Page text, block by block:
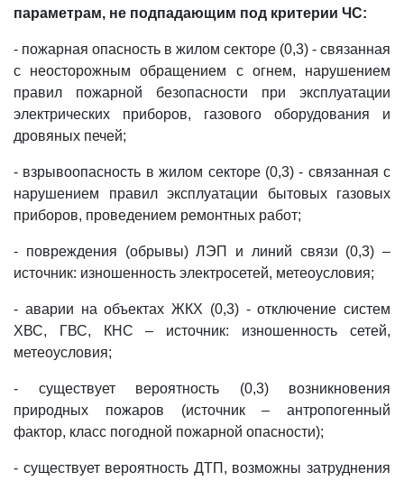
параметрам, не подпадающим под критерии ЧС:
- пожарная опасность в жилом секторе (0,3) - связанная
с неосторожным обращением с огнем, нарушением
правил пожарной безопасности при эксплуатации
электрических приборов, газового оборудования и
дровяных печей;
- взрывоопасность в жилом секторе (0,3) - связанная с
нарушением правил эксплуатации бытовых газовых
приборов, проведением ремонтных работ;
- повреждения (обрывы) ЛЭП и линий связи (0,3) –
источник: изношенность электросетей, метеоусловия;
- аварии на объектах ЖКХ (0,3) - отключение систем
ХВС, ГВС, КНС – источник: изношенность сетей,
метеоусловия;
- существует вероятность (0,3) возникновения
природных пожаров (источник – антропогенный
фактор, класс погодной пожарной опасности);
- существует вероятность ДТП, возможны затруднения